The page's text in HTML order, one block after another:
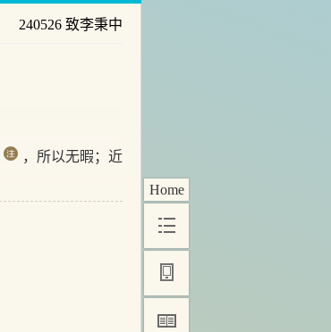
Home
240526 致李秉中
，所以无暇；近